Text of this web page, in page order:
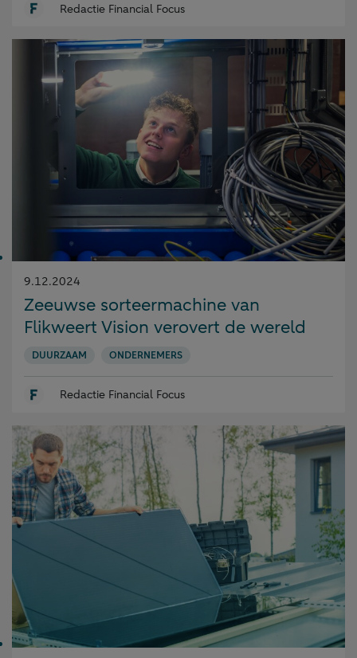
Redactie Financial Focus
Gepubliceerd
op:
9.12.2024
Zeeuwse sorteermachine van
Flikweert Vision verovert de wereld
DUURZAAM ONDERNEMERS
Redactie Financial Focus